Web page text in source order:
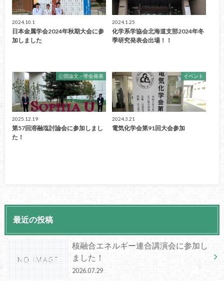
2024.10.1
日本金属学会2024年秋期大会に参
加しました
2024.1.25
化学系学協会北海道支部2024年冬
季研究発表会出場！！
公開論文・学会発表
2025.12.19
第57回溶融塩討論会に参加しまし
た！
イベント
2024.3.21
電気化学会第91回大会参加
最近の投稿
核融合エネルギー連合講演会に参加し
ました！
2026.07.29